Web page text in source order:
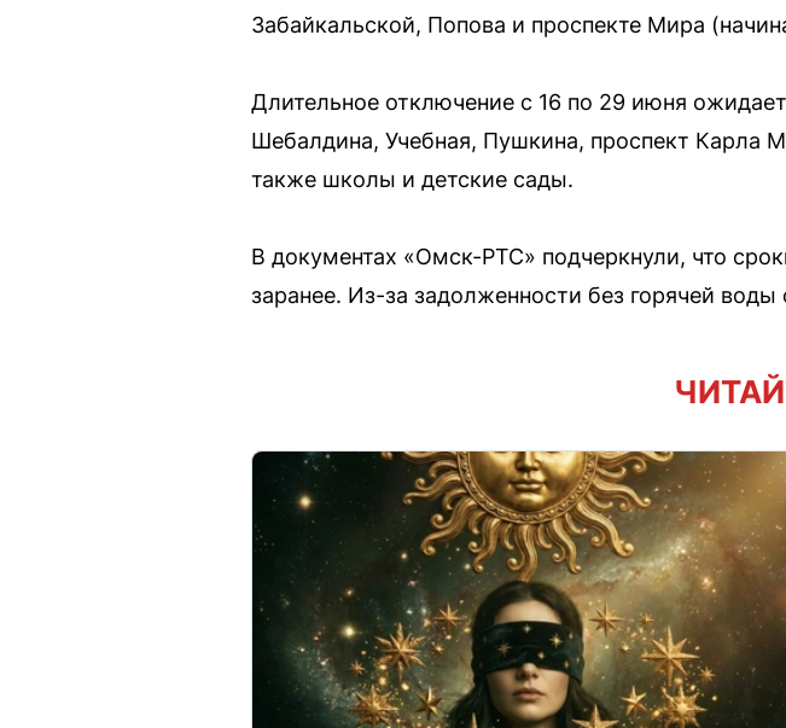
Забайкальской, Попова и проспекте Мира
Длительное отключение с 16 по 29 июня
Шебалдина, Учебная, Пушкина, проспект Карла
также школы и детские сады.
В документах «Омск-РТС» подчеркнули, что
заранее. Из-за задолженности без горячей